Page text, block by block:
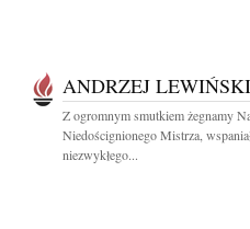
ANDRZEJ LEWIŃSKI
Z ogromnym smutkiem żegnamy
Niedoścignionego Mistrza,
niezwykłego...